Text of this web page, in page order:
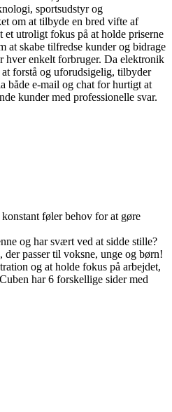
sportsudstyr og
om at tilbyde en bred vifte af
utroligt fokus på at holde priserne
at skabe tilfredse kunder og bidrage
hver enkelt forbruger. Da elektronik
forstå og uforudsigelig, tilbyder
både e-mail og chat for hurtigt at
kunder med professionelle svar.
føler behov for at gøre
og har svært ved at sidde stille?
passer til voksne, unge og børn!
og at holde fokus på arbejdet,
har 6 forskellige sider med